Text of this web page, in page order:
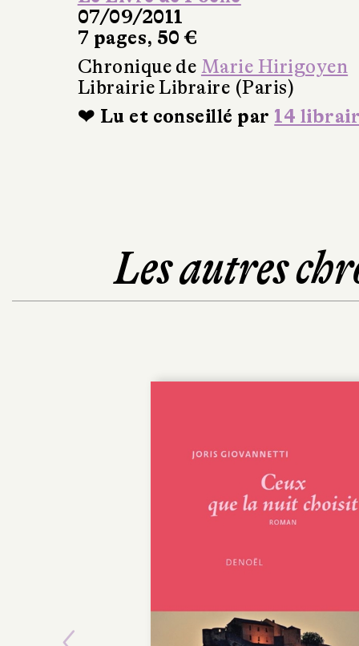
07/09/2011
7 pages, 50 €
Chronique de Marie Hirigoyen
Librairie Libraire (Paris)
❤ Lu et conseillé par 14
Les autres